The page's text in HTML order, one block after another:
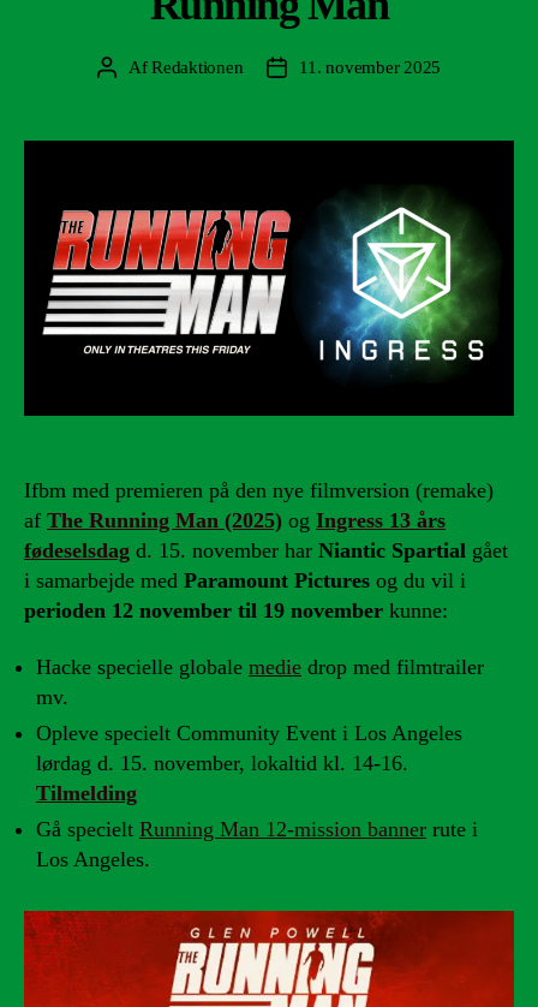
Indlægsforfatter
AfRedaktionen Indlægsdato
11. november 2025
Ifbm med premieren på den nye filmversion (remake)
af The Running Man (2025) og Ingress 13 års
fødeselsdag d. 15. november har Niantic Spartial gået
i samarbejde med Paramount Pictures og du vil i
perioden 12 november til 19 november kunne:
Hacke specielle globale medie drop med filmtrailer
mv.
Opleve specielt Community Event i Los Angeles
lørdag d. 15. november, lokaltid kl. 14-16.
Tilmelding
Gå specielt Running Man 12-mission banner rute i
Los Angeles.